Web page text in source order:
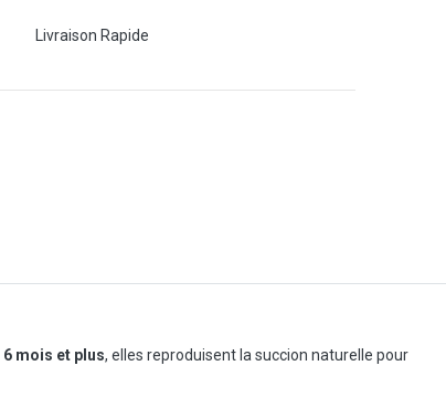
Livraison Rapide
6 mois et plus, elles reproduisent la succion naturelle pour